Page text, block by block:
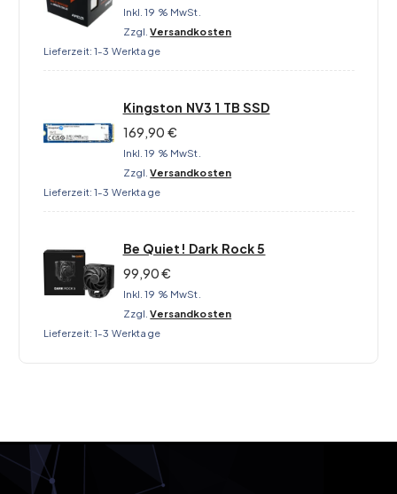
Inkl. 19 % MwSt.
Zzgl.Versandkosten
Lieferzeit:1-3 Werktage
Kingston NV3 1 TB SSD
169,90 €
Inkl. 19 % MwSt.
Zzgl.Versandkosten
Lieferzeit:1-3 Werktage
Be Quiet! Dark Rock 5
99,90€
Inkl. 19 % MwSt.
Zzgl.Versandkosten
Lieferzeit:1-3 Werktage